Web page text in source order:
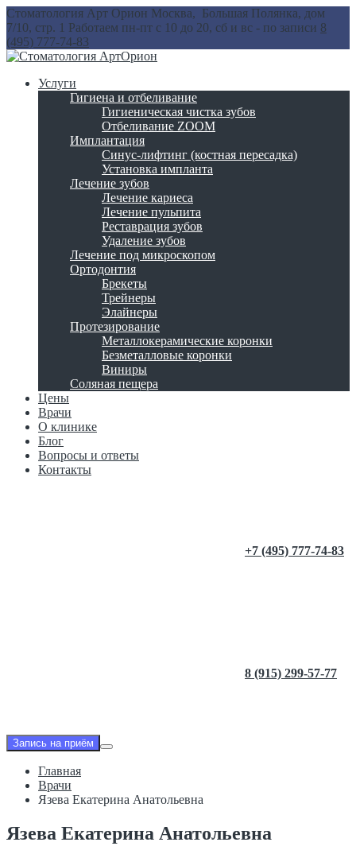
Стоматология Арт Орион Москва, Большая Полянка, дом
7/10, стр. 1 Работаем пн-пт с 10 до 20, сб и вс - по записи 8
(495) 777-74-83
Услуги
Гигиена и отбеливание
Гигиеническая чистка зубов
Отбеливание ZOOM
Имплантация
Синус-лифтинг (костная пересадка)
Установка импланта
Лечение зубов
Лечение кариеса
Лечение пульпита
Реставрация зубов
Удаление зубов
Лечение под микроскопом
Ортодонтия
Брекеты
Трейнеры
Элайнеры
Протезирование
Металлокерамические коронки
Безметалловые коронки
Виниры
Соляная пещера
Цены
Врачи
О клинике
Блог
Вопросы и ответы
Контакты
+7 (495) 777-74-83
8 (915) 299-57-77
Запись на приём
Главная
Врачи
Язева Екатерина Анатольевна
Язева Екатерина Анатольевна